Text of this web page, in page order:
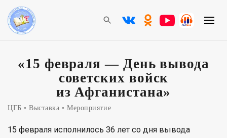
«15 февраля — День вывода
советских войск
из Афганистана»
ЦГБ Выставка Мероприятие
15 февраля исполнилось 36 лет со дня вывода